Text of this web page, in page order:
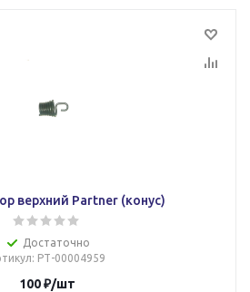
верхний Partner (конус)
Достаточно
: РТ-00004959
100₽/шт